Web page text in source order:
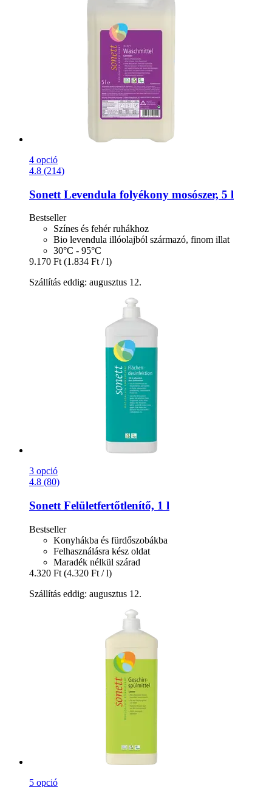
4 opció
4.8 (214)
Sonett Levendula folyékony mosószer, 5 l
Bestseller
Színes és fehér ruhákhoz
Bio levendula illóolajból származó, finom illat
30°C - 95°C
9.170 Ft (1.834 Ft / l)
Szállítás eddig: augusztus 12.
3 opció
4.8 (80)
Sonett Felületfertőtlenítő, 1 l
Bestseller
Konyhákba és fürdőszobákba
Felhasználásra kész oldat
Maradék nélkül szárad
4.320 Ft (4.320 Ft / l)
Szállítás eddig: augusztus 12.
5 opció